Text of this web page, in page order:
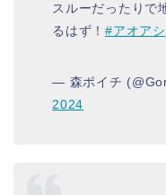
スルーだったりで
るはず！#アオアシ
— 森ポイチ
2024